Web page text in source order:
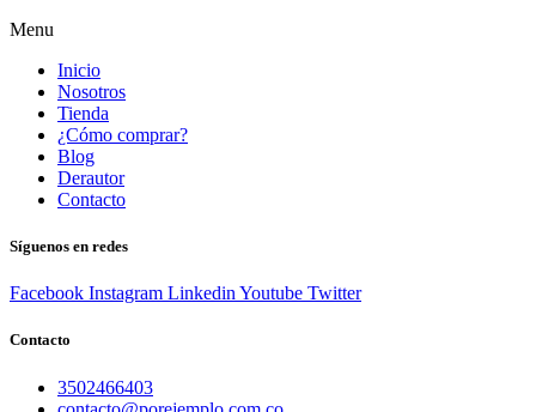
Menu
Inicio
Nosotros
Tienda
¿Cómo comprar?
Blog
Derautor
Contacto
Síguenos en redes
Facebook Instagram Linkedin Youtube Twitter
Contacto
3502466403